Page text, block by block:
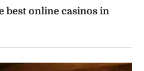
best online casinos in